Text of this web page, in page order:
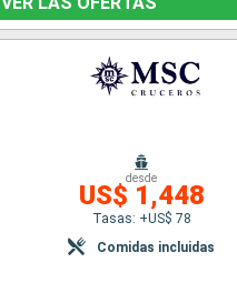
desde
US$ 1,448
Tasas: +US$ 78
Comidas incluidas